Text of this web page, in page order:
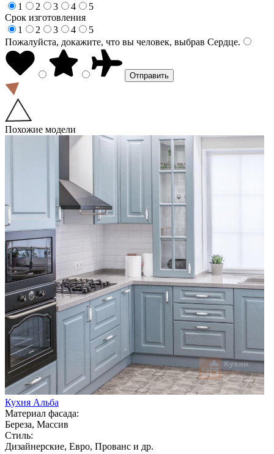
1
2 3 4
5
Срок изготовления
1
2 3 4
5
Пожалуйста, докажите, что вы человек, выбрав Сердце.
Похожие модели
Кухня Альба
Материал фасада:
Береза, Массив
Стиль:
Дизайнерские, Евро, Прованс и др.